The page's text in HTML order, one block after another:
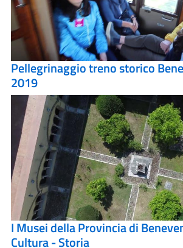
Pellegrinaggio treno storico
2019
I Musei della Provincia di
Cultura - Storia